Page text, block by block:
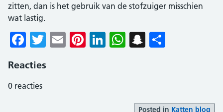
zitten, dan is het gebruik van de stofzuiger misschien
wat lastig.
Facebook
Twitter
EmailPinterest
LinkedIn
WhatsApp
Snapchat
Reacties
0 reacties
Posted in Katten blog